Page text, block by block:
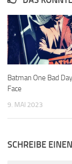
Batman One Bad
Face
9. MAI 2023
SCHREIBE